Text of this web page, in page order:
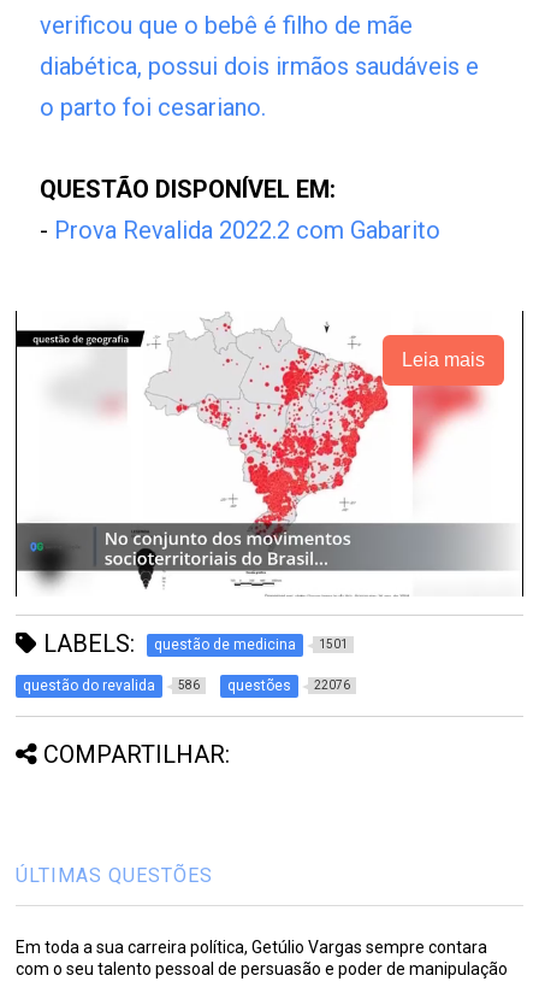
verificou que o bebê é filho de mãe
diabética, possui dois irmãos saudáveis e
o parto foi cesariano.
QUESTÃO DISPONÍVEL EM:
- Prova Revalida 2022.2 com Gabarito
Leia mais
LABELS: questão de medicina 1501
questão do revalida 586 questões 22076
COMPARTILHAR:
ÚLTIMAS QUESTÕES
Em toda a sua carreira política, Getúlio Vargas sempre contara
com o seu talento pessoal de persuasão e poder de manipulação